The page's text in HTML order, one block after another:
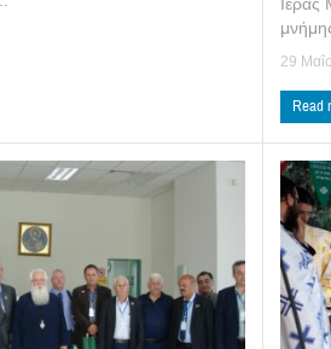
Ιεράς
29
Read